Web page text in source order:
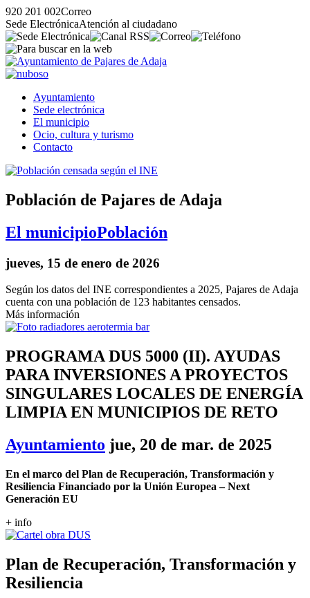
920 201 002Correo
Sede ElectrónicaAtención al ciudadano
Ayuntamiento
Sede electrónica
El municipio
Ocio, cultura y turismo
Contacto
Población de Pajares de Adaja
El municipioPoblación
jueves, 15 de enero de 2026
Según los datos del INE correspondientes a 2025, Pajares de Adaja
cuenta con una población de 123 habitantes censados.
Más información
PROGRAMA DUS 5000 (II). AYUDAS
PARA INVERSIONES A PROYECTOS
SINGULARES LOCALES DE ENERGÍA
LIMPIA EN MUNICIPIOS DE RETO
Ayuntamiento jue, 20 de mar. de 2025
En el marco del Plan de Recuperación, Transformación y
Resiliencia Financiado por la Unión Europea – Next
Generación EU
+ info
Plan de Recuperación, Transformación y
Resiliencia